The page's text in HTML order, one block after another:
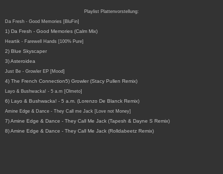
Playlist Plattenvorstellung:
Da Fresh - Good Memories [BluFin]
1) Da Fresh - Good Memories (Calm Mix)
Heartik - Farewell Hands [100% Pure]
2) Blue Skyscaper
3) Asteroidea
Just Be - Growler EP [Mood]
4) The French Connection5) Growler (Stacy Pullen Remix)
Layo & Bushwacka! - 5 a.m [Olmeto]
6) Layo & Bushwacka! - 5 a.m. (Lorenzo De Blanck Remix)
Amine Edge & Dance - They Call me Jack [Love not Money]
7) Amine Edge & Dance - They Call Me Jack (Tapesh & Dayne S Remix)
8) Amine Edge & Dance - They Call Me Jack (Rolldabeetz Remix)